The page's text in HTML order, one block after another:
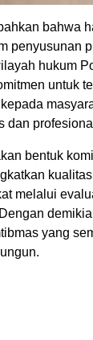
bahwa
penyusunan
hukum
untuk
dan
bentuk
melalui
yang